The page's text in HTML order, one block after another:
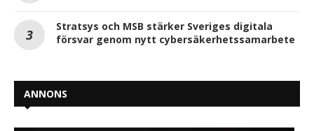
Stratsys och MSB stärker Sveriges digitala
försvar genom nytt cybersäkerhetssamarbete
ANNONS